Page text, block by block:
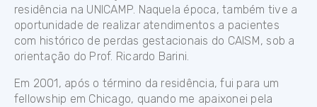
residência na UNICAMP. Naquela época, também tive a
oportunidade de realizar atendimentos a pacientes
com histórico de perdas gestacionais do CAISM, sob a
orientação do Prof. Ricardo Barini.
Em 2001, após o término da residência, fui para um
fellowship em Chicago, quando me apaixonei pela